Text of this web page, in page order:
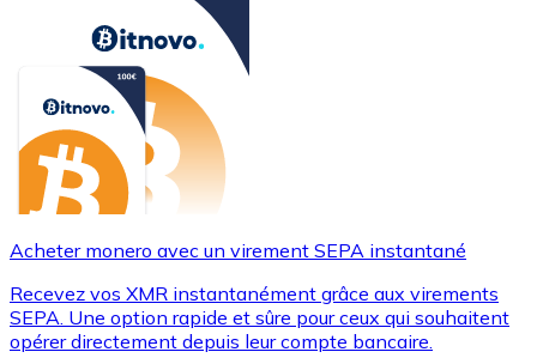
Acheter monero avec un virement SEPA instantané
Recevez vos XMR instantanément grâce aux virements
SEPA. Une option rapide et sûre pour ceux qui souhaitent
opérer directement depuis leur compte bancaire.